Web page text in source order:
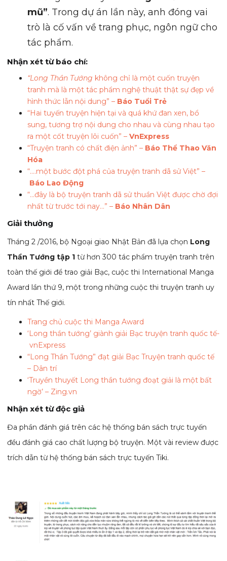
mũ”. Trong dự án lần này, anh đóng vai
trò là cố vấn về trang phục, ngôn ngữ cho
tác phẩm.
Nhận xét từ báo chí:
“Long Thần Tướng không chỉ là một cuốn truyện
tranh mà là một tác phẩm nghệ thuật thật sự đẹp về
hình thức lẫn nội dung” – Báo Tuổi Trẻ
“Hai tuyến truyện hiện tại và quá khứ đan xen, bổ
sung, tương trợ nội dung cho nhau và cùng nhau tạo
ra một cốt truyện lôi cuốn” –VnExpress
“Truyện tranh có chất điện ảnh” – Báo Thể Thao Văn
Hóa
“….một bước đột phá của truyện tranh dã sử Việt” –
Báo Lao Động
“…đây là bộ truyện tranh dã sử thuần Việt được chờ đợi
nhất từ trước tới nay…” – Báo Nhân Dân
Giải thưởng
Tháng 2 /2016, bộ Ngoại giao Nhật Bản đã lựa chọn Long
Thần Tướng tập 1 từ hơn 300 tác phẩm truyện tranh trên
toàn thế giới để trao giải Bạc, cuộc thi International Manga
Award lần thứ 9, một trong những cuộc thi truyện tranh uy
tín nhất Thế giới.
Trang chủ cuộc thi Manga Award
‘Long thần tướng’ giành giải Bạc truyện tranh quốc tế-
vnExpress
“Long Thần Tướng” đạt giải Bạc Truyện tranh quốc tế
– Dân trí
‘Truyền thuyết Long thần tướng đoạt giải là một bất
ngờ’ – Zing.vn
Nhận xét từ độc giả
Đa phần đánh giá trên các hệ thống bán sách trực tuyến
đều đánh giá cao chất lượng bộ truyện. Một vài review được
trích dẫn từ hệ thống bán sách trực tuyến Tiki.